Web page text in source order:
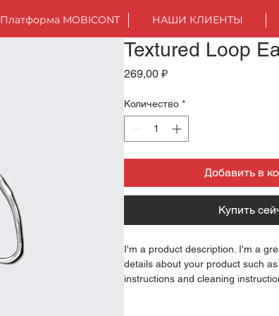
Платформа MOBICONT НАШИ КЛИЕНТЫ
Textured Loop
269,00 ₽Цена
Количество *
Добавить в
Купить
I'm a product description. I'm a
details about your product such
instructions and cleaning